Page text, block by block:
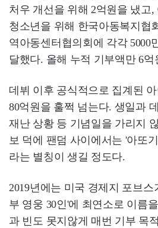
처우 개선을 위해 2억원을 냈고,
청소년을 위해 한국아동복지협
역아동센터협의회에 각각 5000
달했다. 올해 누적 기부액만 6
데뷔 이후 공식적으로 집계된
80억원을 훌쩍 넘는다. 생일과
재난 상황 등 기념일을 가리지
보 덕에 팬덤 사이에서는 '아또
라는 별칭이 생길 정도다.
2019년에는 미국 경제지 포브스
부 영웅 30인'에 최연소로 이름
과 빈도 못지않게 매번 기부 목